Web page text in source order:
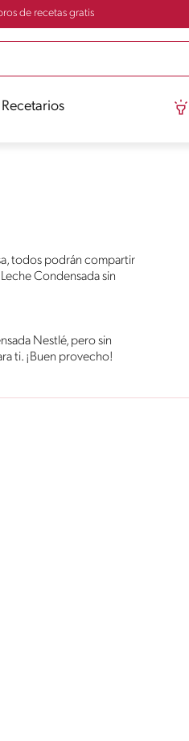
de recetas gratis
Recetarios
todos podrán compartir
Condensada sin
Nestlé, pero sin
ti. ¡Buen provecho!